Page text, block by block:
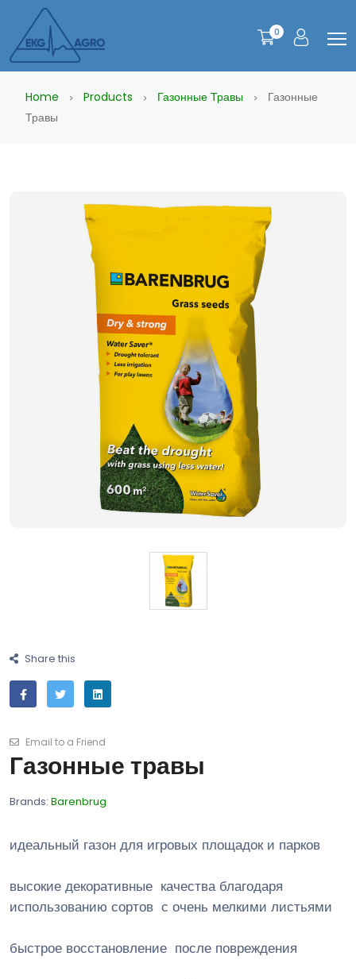
0
Home Products Газонные Травы
Газонные
Травы
Share this
Email to a Friend
Газонные травы
Brands: Barenbrug
идеальный газон для игровых площадок и парков
высокие декоративные качества благодаря
использованию сортов с очень мелкими листьями
быстрое восстановление после повреждения